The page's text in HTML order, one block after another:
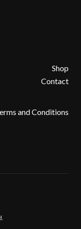
Shop
Contact
and Conditions